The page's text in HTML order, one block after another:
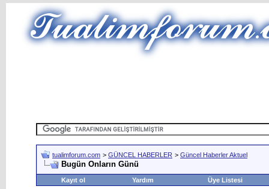
tualimforum.com > GÜNCEL HABERLER > Güncel Haberler Aktuel
Bugün Onların Günü
Kayıt ol Yardım Üye Listesi